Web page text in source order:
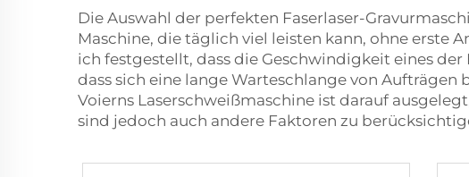
Die Auswahl der perfekten Faserlaser-
Maschine, die täglich viel leisten kann, ohne erste
ich festgestellt, dass die Geschwindigkeit eines
dass sich eine lange Warteschlange von
Voierns Laserschweißmaschine ist darauf
sind jedoch auch andere Faktoren zu